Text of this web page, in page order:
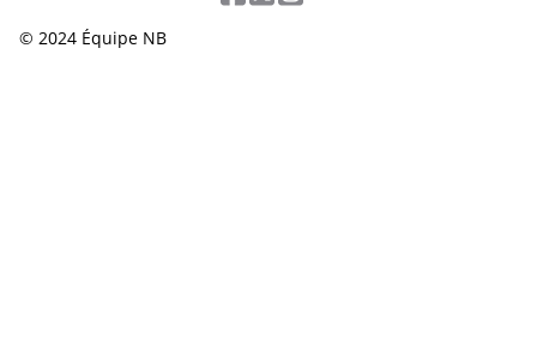
© 2024 Équipe NB